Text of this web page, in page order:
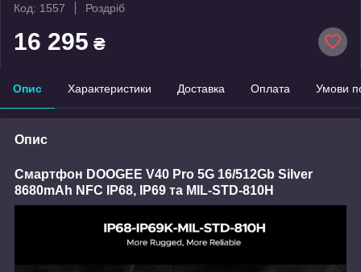
Код: 1557
Роздріб
16 295 ₴
Опис Характеристики Доставка Оплата Умови
Опис
Смартфон DOOGEE V40 Pro 5G 16/512Gb Silver
8680mAh NFC IP68, IP69 та MIL-STD-810H